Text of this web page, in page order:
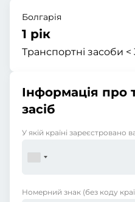
Болгарія
1 рік
Транспортні засоби <
Інформація про
засіб
У якій країні зареєстровано
Номерний знак (без коду